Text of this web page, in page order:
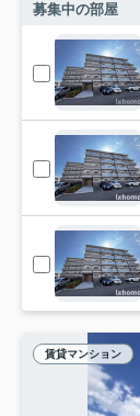
募集中の部屋
賃貸マンション